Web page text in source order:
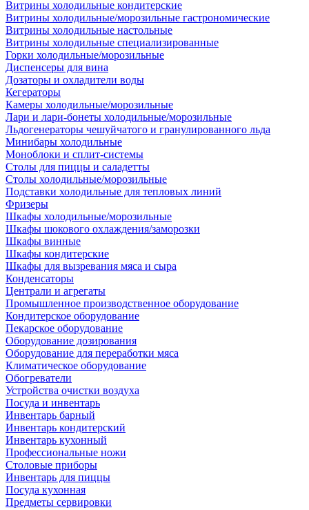
Витрины холодильные кондитерские
Витрины холодильные/морозильные гастрономические
Витрины холодильные настольные
Витрины холодильные специализированные
Горки холодильные/морозильные
Диспенсеры для вина
Дозаторы и охладители воды
Кегераторы
Камеры холодильные/морозильные
Лари и лари-бонеты холодильные/морозильные
Льдогенераторы чешуйчатого и гранулированного льда
Минибары холодильные
Моноблоки и сплит-системы
Столы для пиццы и саладетты
Столы холодильные/морозильные
Подставки холодильные для тепловых линий
Фризеры
Шкафы холодильные/морозильные
Шкафы шокового охлаждения/заморозки
Шкафы винные
Шкафы кондитерские
Шкафы для вызревания мяса и сыра
Конденсаторы
Централи и агрегаты
Промышленное производственное оборудование
Кондитерское оборудование
Пекарское оборудование
Оборудование дозирования
Оборудование для переработки мяса
Климатическое оборудование
Обогреватели
Устройства очистки воздуха
Посуда и инвентарь
Инвентарь барный
Инвентарь кондитерский
Инвентарь кухонный
Профессиональные ножи
Столовые приборы
Инвентарь для пиццы
Посуда кухонная
Предметы сервировки